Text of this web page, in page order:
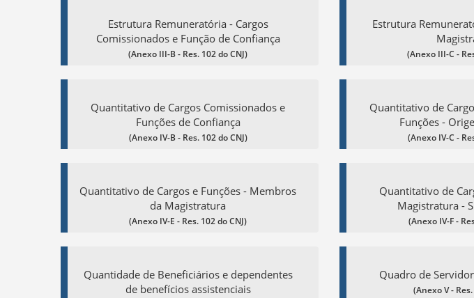
Estrutura Remuneratória - Cargos
Comissionados e Função de Confiança
(Anexo III-B - Res. 102 do CNJ)
Estrutura
(Anexo III-C -
Quantitativo de Cargos Comissionados e
Funções de Confiança
(Anexo IV-B - Res. 102 do CNJ)
Quantitativo de
Funções -
(Anexo IV-C -
Quantitativo de Cargos e Funções - Membros
da Magistratura
(Anexo IV-E - Res. 102 do CNJ)
Quantitativo de
Magistratura -
(Anexo IV-F -
Quantidade de Beneficiários e dependentes
de benefícios assistenciais
Quadro de
(Anexo V -